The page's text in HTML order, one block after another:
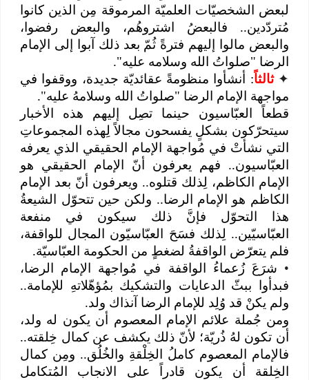
لبعض الشخصيّات العلميّة المرموقة مِن الذين كانوا
مُتردّدين.. فالبعضُ اشتروهُم، والبعض رفضوا،
والبعض مالوا إليهم فترةً ثُمّ بعد ذلك آبوا إلى الإمام
الرضا "صلواتُ الله وسلامه عليه".
✦ ثالثاً: أنشأوا منظومةً عقائديّة جديدة، ووقفوا في
مواجهة الإمام الرضا "صلواتُ الله وسلامهُ عليه".
قطعاً العبّاسيون حينما تصِل إليهم هذه الأخبار
سيتحرّكون بشكلٍ يفسحون مجالاً لِهذه المجموعاتِ
التي نشأتْ في مُواجهة الإمام الحقيقي الذي يعرفه
العبّاسيون.. فهم يعرفون أنّ الإمام الحقيقي هو
الإمام الكاظم، لِذلك قتلوه.. ويعرفون أنّ بعد الإمام
الكاظم هو الإمام الرضا.. ولكن حين تتحوّل الشيعةُ
هذا التحوّل فإنَّ ذلك سيكون في منفعة
العبّاسيّين.. لِذلك فسَحَ العبّاسيّون المجال للواقفة،
فلم يتعرّض الواقفةُ لضغطٍ من الحكومة العبّاسيّة.
• شرَعَ زُعماءُ الواقفة في مُواجهة الإمام الرضا،
فبدأوا ببثّ الدعايات والتشكيك بمُؤهّلاتهِ للإمامة..
ولم يكنْ قد وُلِد للإمام الرضا آنذاك ولد.
ومن جُملة علائم الإمام المعصوم أن يكون له ولد،
أن تكون لهُ ذُريّة؛ لأنّ ذلك يكشف عن كمال خِلقته..
فالإمام المعصوم كاملُ الخِلْقةِ والخُلُق.. ومِن كمال
الخِلقة أن يكون قادراً على الانجاب المُتكامل